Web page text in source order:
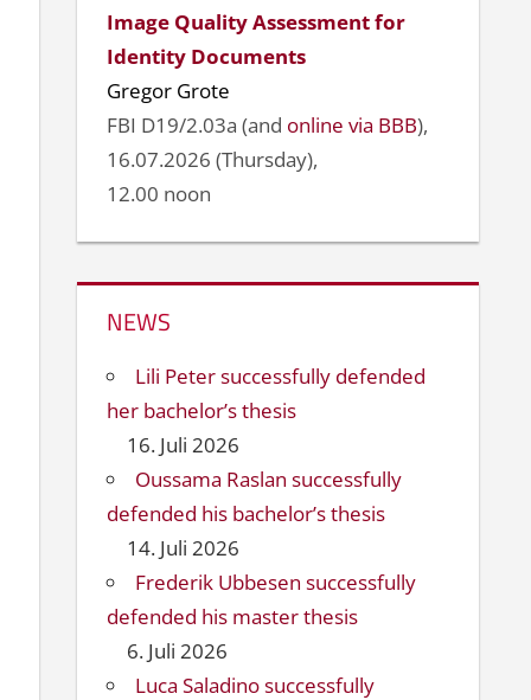
Image Quality Assessment for
Identity Documents
Gregor Grote
FBI D19/2.03a (and online via BBB),
16.07.2026 (Thursday),
12.00 noon
NEWS
Lili Peter successfully defended
her bachelor’s thesis
16. Juli 2026
Oussama Raslan successfully
defended his bachelor’s thesis
14. Juli 2026
Frederik Ubbesen successfully
defended his master thesis
6. Juli 2026
Luca Saladino successfully